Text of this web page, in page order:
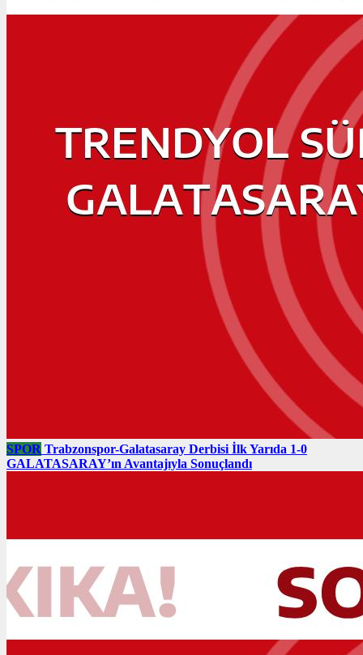
SPOR Trabzonspor-Galatasaray Derbisi İlk Yarıda 1-0
GALATASARAY’ın Avantajıyla Sonuçlandı